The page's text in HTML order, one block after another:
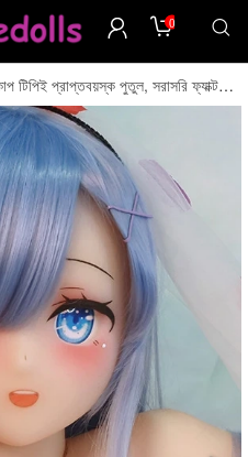
0
টিপিই প্রাপ্তবয়স্ক পুতুল, সরাসরি ফ্যাক্টরি